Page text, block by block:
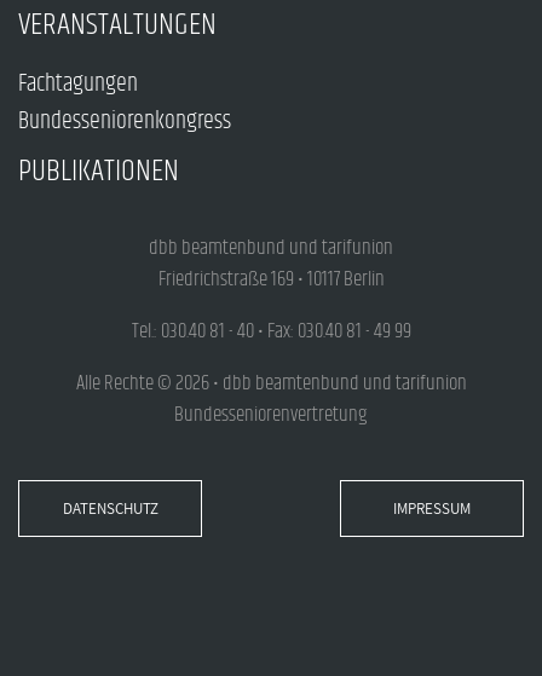
VERANSTALTUNGEN
Fachtagungen
Bundesseniorenkongress
PUBLIKATIONEN
dbb beamtenbund und tarifunion
Friedrichstraße 169 • 10117 Berlin
Tel.: 030.40 81 - 40 • Fax: 030.40 81 - 49 99
Alle Rechte © 2026 • dbb beamtenbund und tarifunion
Bundesseniorenvertretung
DATENSCHUTZ IMPRESSUM